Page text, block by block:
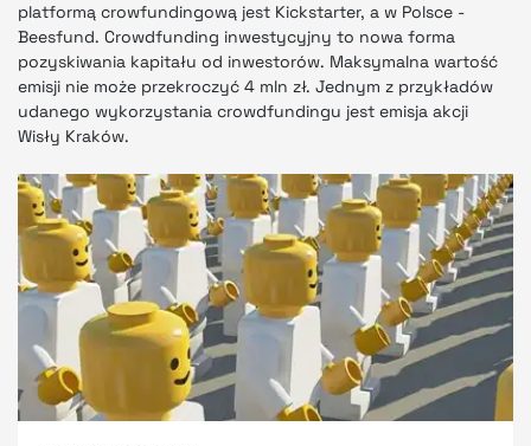
LEGAL
PODCASTY
FINTEK EXTRA
OKIEM EKSPERTA
platformą crowfundingową jest Kickstarter, a w Polsce -
Beesfund. Crowdfunding inwestycyjny to nowa forma
pozyskiwania kapitału od inwestorów. Maksymalna wartość
emisji nie może przekroczyć 4 mln zł. Jednym z przykładów
udanego wykorzystania crowdfundingu jest emisja akcji
Wisły Kraków.